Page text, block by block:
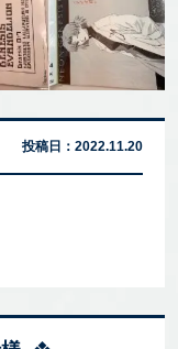
投稿日： 2022.11.20